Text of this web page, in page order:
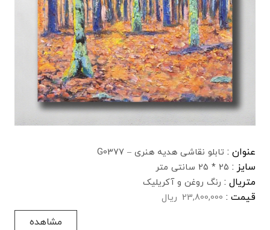
عنوان : تابلو نقاشی هدیه هنری – G0377
سایز : 25 * 25 سانتی متر
متریال : رنگ روغن و آکریلیک
قیمت : 23,800,000 ریال
مشاهده